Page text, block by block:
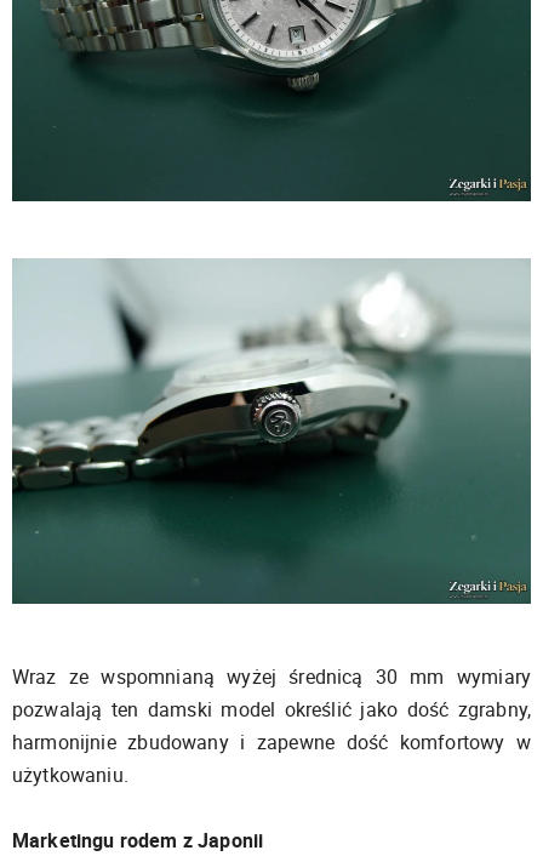
Wraz ze wspomnianą wyżej średnicą 30 mm wymiary
pozwalają ten damski model określić jako dość zgrabny,
harmonijnie zbudowany i zapewne dość komfortowy w
użytkowaniu.
Marketingu rodem z Japonii